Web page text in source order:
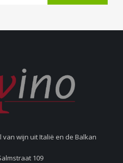
wijn uit Italië en de Balkan
109